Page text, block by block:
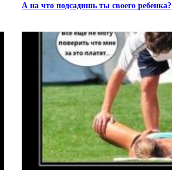
А на что подсадишь ты своего ребенка?